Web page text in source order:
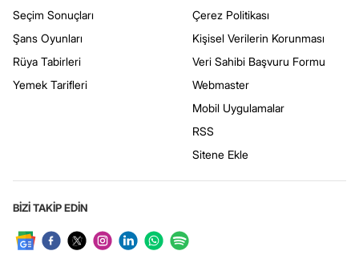
Seçim Sonuçları
Şans Oyunları
Rüya Tabirleri
Yemek Tarifleri
Çerez Politikası
Kişisel Verilerin Korunması
Veri Sahibi Başvuru Formu
Webmaster
Mobil Uygulamalar
RSS
Sitene Ekle
BİZİ TAKİP EDİN